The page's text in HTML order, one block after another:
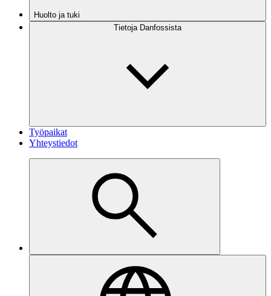
Huolto ja tuki
Tietoja Danfossista
Työpaikat
Yhteystiedot